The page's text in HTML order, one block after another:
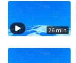
26 min